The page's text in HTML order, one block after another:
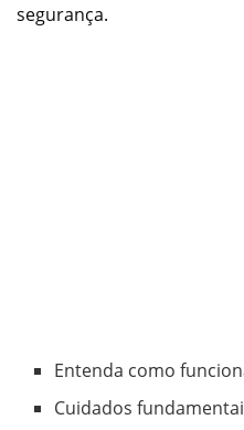
segurança.
Entenda como
Cuidados